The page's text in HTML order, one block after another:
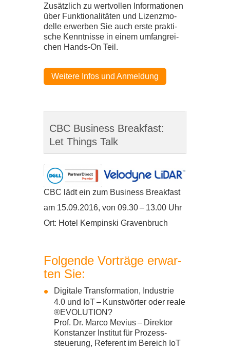
Zusätz­lich zu wert­vol­len Infor­ma­tio­nen
über Funk­tio­na­li­tä­ten und Lizenz­mo­
delle erwer­ben Sie auch erste prak­ti­
sche Kennt­nisse in einem umfang­rei­
chen Hands-​​On Teil.
Wei­tere Infos und Anmel­dung
CBC Business Breakfast:
Let Things Talk
CBC lädt ein zum Busi­ness Bre­ak­fast
am 15.09.2016, von 09.30– 13.00 Uhr
Ort: Hotel Kem­pin­ski Gra­ven­bruch
Fol­gende Vor­träge erwar­
ten Sie:
Digi­tale Trans­for­ma­tion, Indus­trie
4.0 und IoT – Kunst­wör­ter oder reale
®EVO­LU­TION?
Prof. Dr. Marco Mevius – Direk­tor
Kon­stan­zer Insti­tut für Pro­zess­
steue­rung, Refe­rent im Bereich IoT